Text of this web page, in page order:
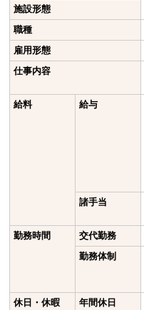
施設形態
職種
雇用形態
仕事内容
給料
給与
諸手当
勤務時間
交代勤務
勤務体制
休日・休暇
年間休日